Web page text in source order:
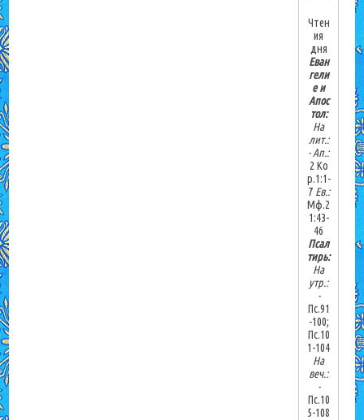
Чтен
ия
дня
Еван
гели
е и
Апос
тол:
На
лит.:
-Ап.:
2 Ко
р.1:1-
7Ев.:
Мф.2
1:43-
46
Псал
тирь:
На
утр.:
-
Пс.91
-100;
Пс.10
1-104
На
веч.:
-
Пс.10
5-108